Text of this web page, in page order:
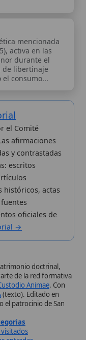
oficiales de
→
Editado en
de San
tu web